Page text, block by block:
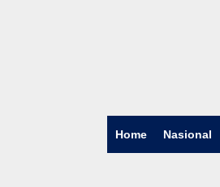
Home Nasional